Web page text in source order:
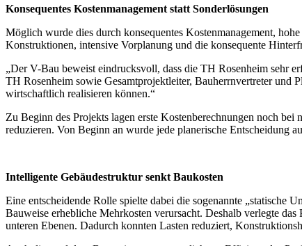
Konsequentes Kostenmanagement statt Sonderlösungen
Möglich wurde dies durch konsequentes Kostenmanagement,
Konstruktionen, intensive Vorplanung und die konsequente
„Der V-Bau beweist eindrucksvoll, dass die TH Rosenheim sehr
TH Rosenheim sowie Gesamtprojektleiter, Bauherrnvertreter und
wirtschaftlich realisieren können.“
Zu Beginn des Projekts lagen erste Kostenberechnungen noch
reduzieren. Von Beginn an wurde jede planerische Entscheidung
Intelligente Gebäudestruktur senkt Baukosten
Eine entscheidende Rolle spielte dabei die sogenannte „statische
Bauweise erhebliche Mehrkosten verursacht. Deshalb verlegte
unteren Ebenen. Dadurch konnten Lasten reduziert,